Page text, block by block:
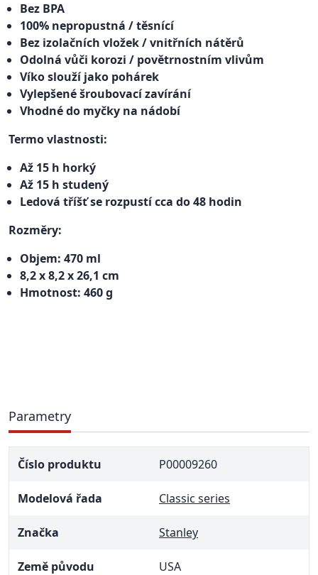
Bez BPA
100% nepropustná / těsnící
Bez izolačních vložek / vnitřních nátěrů
Odolná vůči korozi / povětrnostním vlivům
Víko slouží jako pohárek
Vylepšené šroubovací zavírání
Vhodné do myčky na nádobí
Termo vlastnosti:
Až 15 h horký
Až 15 h studený
Ledová tříšť se rozpustí cca do 48 hodin
Rozměry:
Objem: 470 ml
8,2 x 8,2 x 26,1 cm
Hmotnost: 460 g
Parametry
Číslo produktu P00009260
Modelová řada Classic series
Značka Stanley
Země původu USA